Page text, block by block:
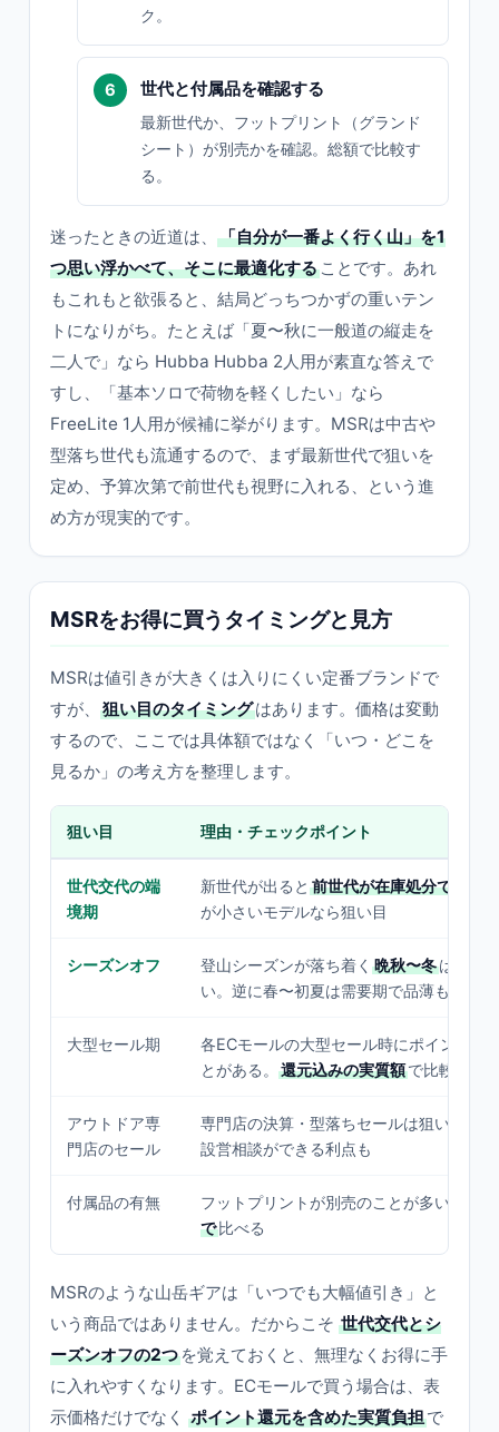
ク。
世代と付属品を確認する
最新世代か、フットプリント（グランド
シート）が別売かを確認。総額で比較す
る。
迷ったときの近道は、
「自分が一番よく行く山」を1
つ思い浮かべて、そこに最適化する ことです。あれ
もこれもと欲張ると、結局どっちつかずの重いテン
トになりがち。たとえば「夏〜秋に一般道の縦走を
二人で」なら Hubba Hubba 2人用が素直な答えで
すし、「基本ソロで荷物を軽くしたい」なら
FreeLite 1人用が候補に挙がります。MSRは中古や
型落ち世代も流通するので、まず最新世代で狙いを
定め、予算次第で前世代も視野に入れる、という進
め方が現実的です。
MSRをお得に買うタイミングと見方
MSRは値引きが大きくは入りにくい定番ブランドで
すが、
狙い目のタイミングはあります。価格は変動
するので、ここでは具体額ではなく「いつ・どこを
見るか」の考え方を整理します。
狙い目 理由・チェックポイント
世代交代の端
境期
新世代が出ると 前世代が在庫処分で割安
が小さいモデルなら狙い目
シーズンオフ 登山シーズンが落ち着く 晩秋〜冬は値動
い。逆に春〜初夏は需要期で品薄も
大型セール期
各ECモールの大型セール時にポイント還
とがある。
還元込みの実質額で比較
アウトドア専
門店のセール
専門店の決算・型落ちセールは狙い目。
設営相談ができる利点も
付属品の有無 フットプリントが別売のことが多い。
で比べる
MSRのような山岳ギアは「いつでも大幅値引き」と
いう商品ではありません。だからこそ 世代交代とシ
ーズンオフの2つ を覚えておくと、無理なくお得に手
に入れやすくなります。ECモールで買う場合は、表
示価格だけでなく ポイント還元を含めた実質負担で